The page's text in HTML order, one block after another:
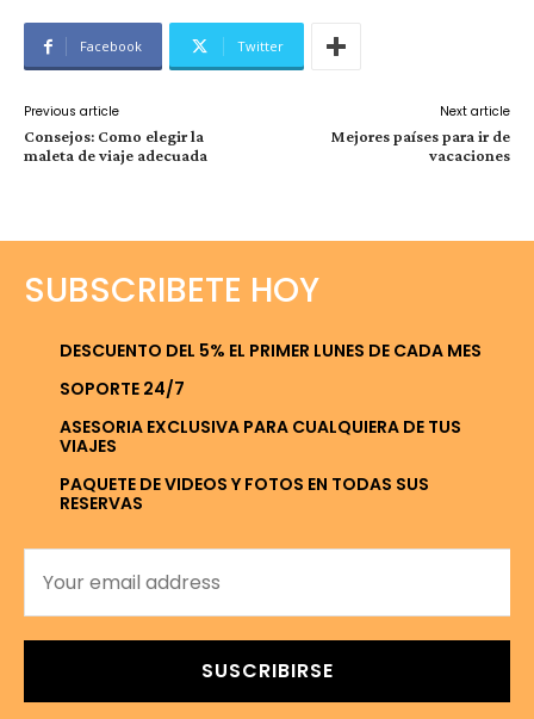
Facebook Twitter
Previous article
Consejos: Como elegir la
maleta de viaje adecuada
Next article
Mejores países para ir de
vacaciones
SUBSCRIBETE HOY
DESCUENTO DEL 5% EL PRIMER LUNES DE CADA MES
SOPORTE 24/7
ASESORIA EXCLUSIVA PARA CUALQUIERA DE TUS
VIAJES
PAQUETE DE VIDEOS Y FOTOS EN TODAS SUS
RESERVAS
SUSCRIBIRSE